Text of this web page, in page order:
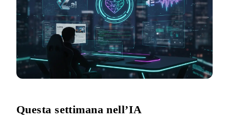
Questa settimana nell’IA